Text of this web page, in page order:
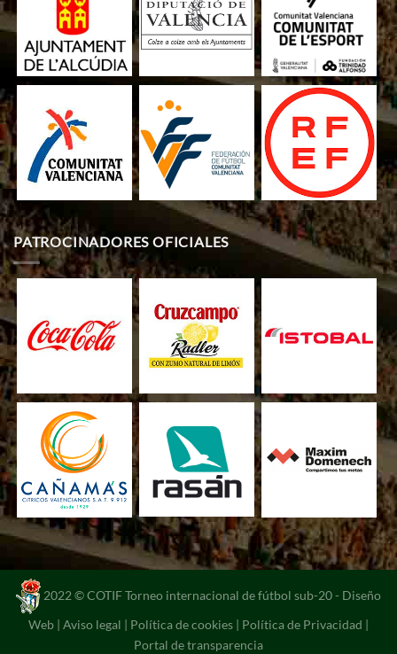
PATROCINADORES OFICIALES
2022 © COTIF Torneo internacional de fútbol sub-20 - Diseño
Web | Aviso legal | Política de cookies | Política de Privacidad |
Portal de transparencia